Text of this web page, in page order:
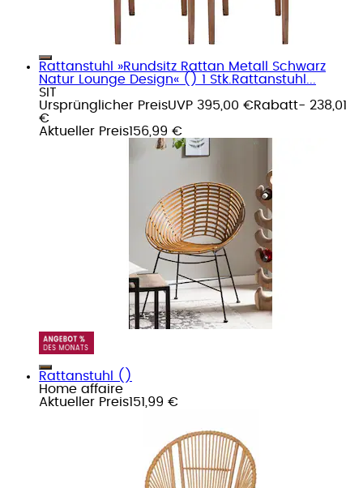
Rattanstuhl »Rundsitz Rattan Metall Schwarz
Natur Lounge Design« () 1 Stk.Rattanstuhl...
SIT
Ursprünglicher PreisUVP 395,00 €Rabatt- 238,01
€
Aktueller Preis156,99 €
Rattanstuhl ()
Home affaire
Aktueller Preis151,99 €